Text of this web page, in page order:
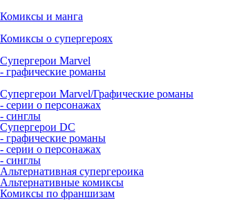
Комиксы и манга
Комиксы о супергероях
Супергерои Marvel
- графические романы
Супергерои Marvel/Графические романы
- серии о персонажах
- синглы
Супергерои DC
- графические романы
- серии о персонажах
- синглы
Альтернативная супергероика
Альтернативные комиксы
Комиксы по франшизам